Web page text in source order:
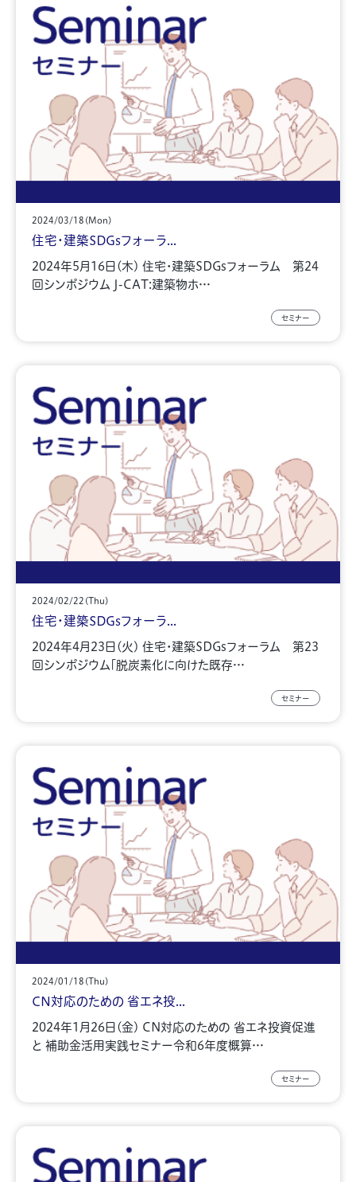
2024/03/18(Mon)
住宅・建築SDGsフォーラ...
2024年5月16日(木) 住宅・建築SDGsフォーラム 第24
回シンポジウム J-CAT:建築物ホ…
セミナー
2024/02/22(Thu)
住宅・建築SDGsフォーラ...
2024年4月23日(火) 住宅・建築SDGsフォーラム 第23
回シンポジウム「脱炭素化に向けた既存…
セミナー
2024/01/18(Thu)
CN対応のための 省エネ投...
2024年1月26日(金) CN対応のための 省エネ投資促進
と 補助金活用実践セミナー令和6年度概算…
セミナー